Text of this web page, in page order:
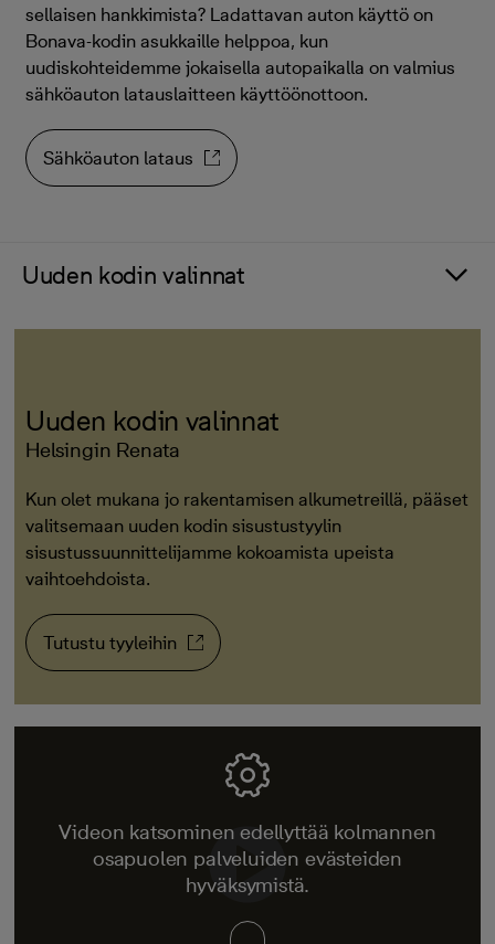
sellaisen hankkimista? Ladattavan auton käyttö on
Bonava-kodin asukkaille helppoa, kun
uudiskohteidemme jokaisella autopaikalla on valmius
sähköauton latauslaitteen käyttöönottoon.
Sähköauton lataus
Uuden kodin valinnat
Uuden kodin valinnat
Helsingin Renata
Kun olet mukana jo rakentamisen alkumetreillä, pääset
valitsemaan uuden kodin sisustustyylin
sisustussuunnittelijamme kokoamista upeista
vaihtoehdoista.
Tutustu tyyleihin
Videon katsominen edellyttää kolmannen
osapuolen palveluiden evästeiden
hyväksymistä.